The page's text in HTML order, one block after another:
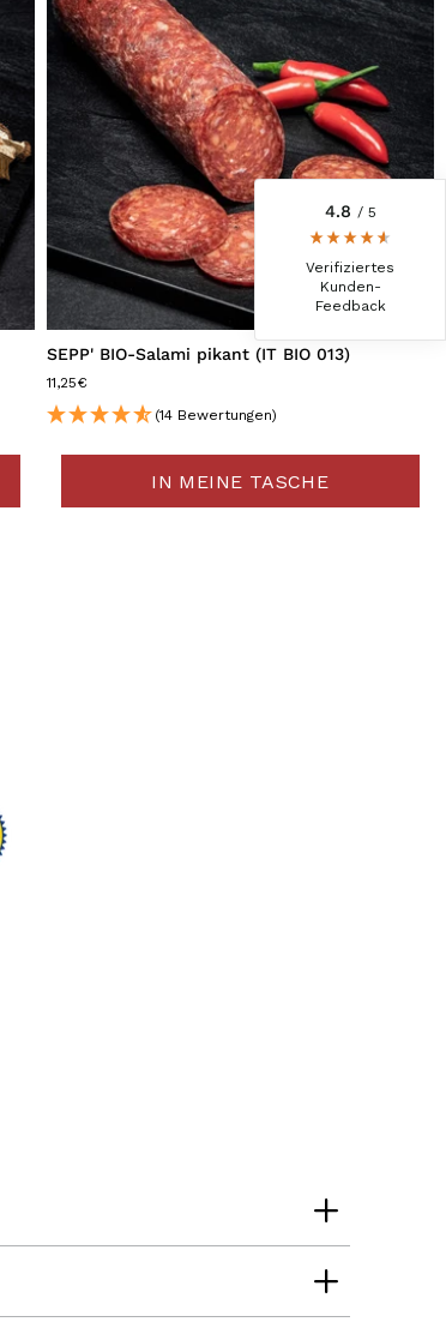
SEPP' BIO-Salami pikant (IT BIO 013)
11,25€
(14 Bewertungen)
IN MEINE TASCHE
4.8 / 5
Verifiziertes
Kunden-
Feedback
6.241 Bewertungen
rating 6.242 bewertungen
reviews-io
Kerstin
Verifizierter Kunde
Die Produkte finde ich immer wieder sehr
gut, Bestelle sie wieder 😋
Anonym
köstlich und ruckzuck aufgegessen!!!!!!!
Wolfgang